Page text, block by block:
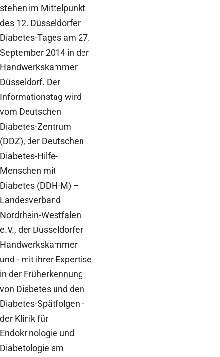
stehen im Mittelpunkt
des 12. Düsseldorfer
Diabetes-Tages am 27.
September 2014 in der
Handwerkskammer
Düsseldorf. Der
Informationstag wird
vom Deutschen
Diabetes-Zentrum
(DDZ), der Deutschen
Diabetes-Hilfe-
Menschen mit
Diabetes (DDH-M) –
Landesverband
Nordrhein-Westfalen
e.V., der Düsseldorfer
Handwerkskammer
und - mit ihrer Expertise
in der Früherkennung
von Diabetes und den
Diabetes-Spätfolgen -
der Klinik für
Endokrinologie und
Diabetologie am